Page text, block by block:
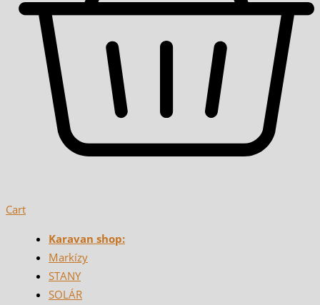
Cart
Karavan shop:
Markízy
STANY
SOLÁR